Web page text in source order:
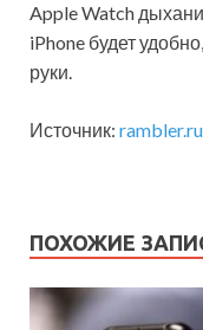
Apple Watch
iPhone будет
руки.
Источник: rambler.ru
ПОХОЖИЕ